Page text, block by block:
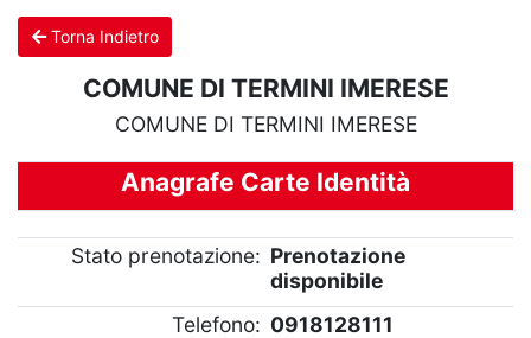
Torna Indietro
COMUNE DI TERMINI IMERESE
COMUNE DI TERMINI IMERESE
Anagrafe Carte Identità
Stato prenotazione: Prenotazione
disponibile
Telefono: 0918128111